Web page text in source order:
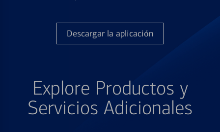
Descargar la aplicación
Explore Productos y
Servicios Adicionales